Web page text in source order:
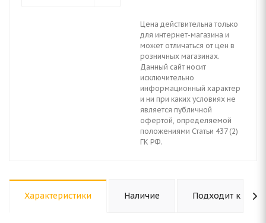
Цена действительна только
для интернет-магазина и
может отличаться от цен в
розничных магазинах.
Данный сайт носит
исключительно
информационный характер
и ни при каких условиях не
является публичной
офертой, определяемой
положениями Статьи 437 (2)
ГК РФ.
Характеристики Наличие Подходит к авто